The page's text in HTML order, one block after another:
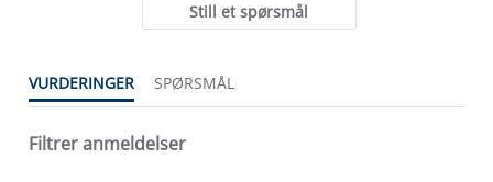
Still et spørsmål
VURDERINGER SPØRSMÅL
Filtrer anmeldelser